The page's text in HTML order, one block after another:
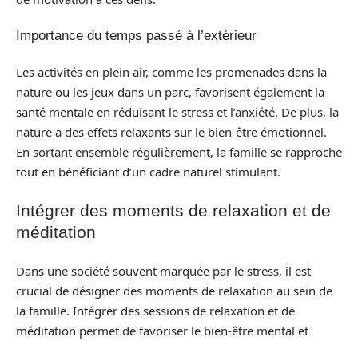
Importance du temps passé à l’extérieur
Les activités en plein air, comme les promenades dans la
nature ou les jeux dans un parc, favorisent également la
santé mentale en réduisant le stress et l’anxiété. De plus, la
nature a des effets relaxants sur le bien-être émotionnel.
En sortant ensemble régulièrement, la famille se rapproche
tout en bénéficiant d’un cadre naturel stimulant.
Intégrer des moments de relaxation et de
méditation
Dans une société souvent marquée par le stress, il est
crucial de désigner des moments de relaxation au sein de
la famille. Intégrer des sessions de relaxation et de
méditation permet de favoriser le bien-être mental et